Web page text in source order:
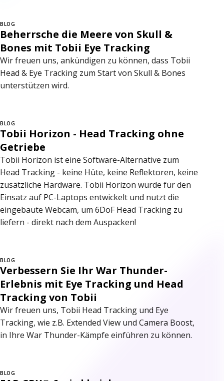
BLOG
Beherrsche die Meere von Skull &
Bones mit Tobii Eye Tracking
Wir freuen uns, ankündigen zu können, dass Tobii
Head & Eye Tracking zum Start von Skull & Bones
unterstützen wird.
BLOG
Tobii Horizon - Head Tracking ohne
Getriebe
Tobii Horizon ist eine Software-Alternative zum
Head Tracking - keine Hüte, keine Reflektoren, keine
zusätzliche Hardware. Tobii Horizon wurde für den
Einsatz auf PC-Laptops entwickelt und nutzt die
eingebaute Webcam, um 6DoF Head Tracking zu
liefern - direkt nach dem Auspacken!
BLOG
Verbessern Sie Ihr War Thunder-
Erlebnis mit Eye Tracking und Head
Tracking von Tobii
Wir freuen uns, Tobii Head Tracking und Eye
Tracking, wie z.B. Extended View und Camera Boost,
in Ihre War Thunder-Kämpfe einführen zu können.
BLOG